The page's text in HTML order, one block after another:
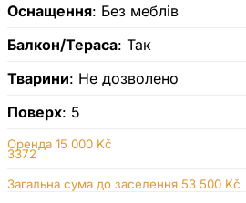
Оснащення: Без меблів
Балкон/Тераса: Так
Тварини: Не дозволено
Поверх: 5
Оренда 15 000 Kč
Загальна сума до заселення 53 500 Kč
3372